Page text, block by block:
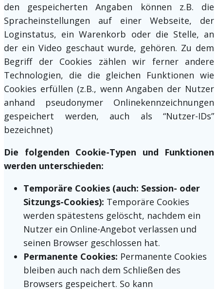
den gespeicherten Angaben können z.B. die
Spracheinstellungen auf einer Webseite, der
Loginstatus, ein Warenkorb oder die Stelle, an
der ein Video geschaut wurde, gehören. Zu dem
Begriff der Cookies zählen wir ferner andere
Technologien, die die gleichen Funktionen wie
Cookies erfüllen (z.B., wenn Angaben der Nutzer
anhand pseudonymer Onlinekennzeichnungen
gespeichert werden, auch als “Nutzer-IDs”
bezeichnet)
Die folgenden Cookie-Typen und Funktionen
werden unterschieden:
Temporäre Cookies (auch: Session- oder
Sitzungs-Cookies): Temporäre Cookies
werden spätestens gelöscht, nachdem ein
Nutzer ein Online-Angebot verlassen und
seinen Browser geschlossen hat.
Permanente Cookies: Permanente Cookies
bleiben auch nach dem Schließen des
Browsers gespeichert. So kann